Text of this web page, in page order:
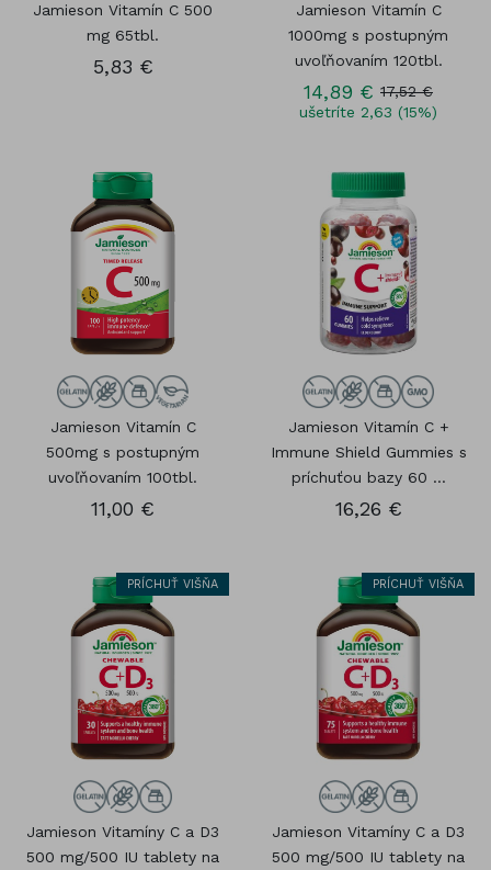
Jamieson Vitamín C 500
mg 65tbl.
5,83 €
Jamieson Vitamín C
1000mg s postupným
uvoľňovaním 120tbl.
14,89 € 17,52 €
ušetríte 2,63 (15%)
Jamieson Vitamín C
500mg s postupným
uvoľňovaním 100tbl.
11,00 €
Jamieson Vitamín C +
Immune Shield Gummies s
príchuťou bazy 60 ...
16,26 €
PRÍCHUŤ VIŠŇA
Jamieson Vitamíny C a D3
500 mg/500 IU tablety na
PRÍCHUŤ VIŠŇA
Jamieson Vitamíny C a D3
500 mg/500 IU tablety na